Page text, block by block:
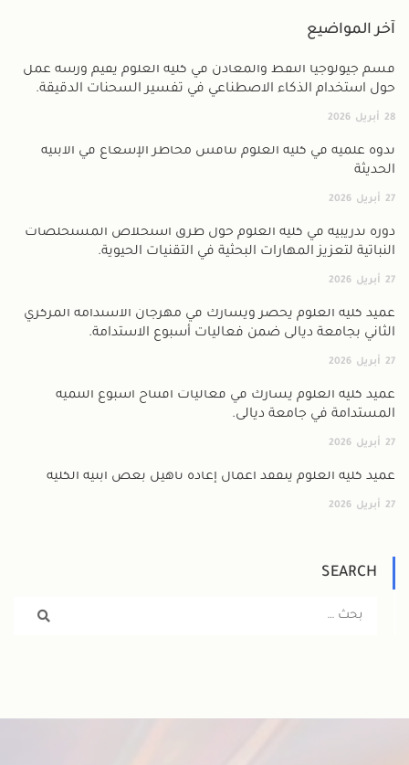
آخر المواضيع
قسم جيولوجيا النفط والمعادن في كلية العلوم يقيم ورشة عمل
حول استخدام الذكاء الاصطناعي في تفسير السحنات الدقيقة.
28 أبريل 2026
ندوة علمية في كلية العلوم تناقش مخاطر الإشعاع في الأبنية
الحديثة
27 أبريل 2026
دورة تدريبية في كلية العلوم حول طرق استخلاص المستخلصات
النباتية لتعزيز المهارات البحثية في التقنيات الحيوية.
27 أبريل 2026
عميد كلية العلوم يحضر ويشارك في مهرجان الاستدامة المركزي
الثاني بجامعة ديالى ضمن فعاليات أسبوع الاستدامة.
27 أبريل 2026
عميد كلية العلوم يشارك في فعاليات افتتاح أسبوع التنمية
المستدامة في جامعة ديالى.
27 أبريل 2026
عميد كلية العلوم يتفقد أعمال إعادة تأهيل بعض أبنية الكلية
27 أبريل 2026
SEARCH